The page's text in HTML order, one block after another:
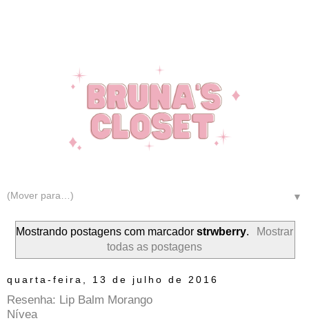
▼
Mostrando postagens com marcadorstrwberry.
Mostrar
todas as postagens
quarta-feira, 13 de julho de 2016
Resenha: Lip Balm Morango
Nívea